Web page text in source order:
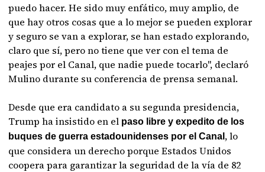
puedo hacer. He sido muy enfático, muy amplio, de
que hay otros cosas que a lo mejor se pueden explorar
y seguro se van a explorar, se han estado explorando,
claro que sí, pero no tiene que ver con el tema de
peajes por el Canal, que nadie puede tocarlo", declaró
Mulino durante su conferencia de prensa semanal.
Desde que era candidato a su segunda presidencia,
Trump ha insistido en el paso libre y expedito de los
buques de guerra estadounidenses por el Canal , lo
que considera un derecho porque Estados Unidos
coopera para garantizar la seguridad de la vía de 82